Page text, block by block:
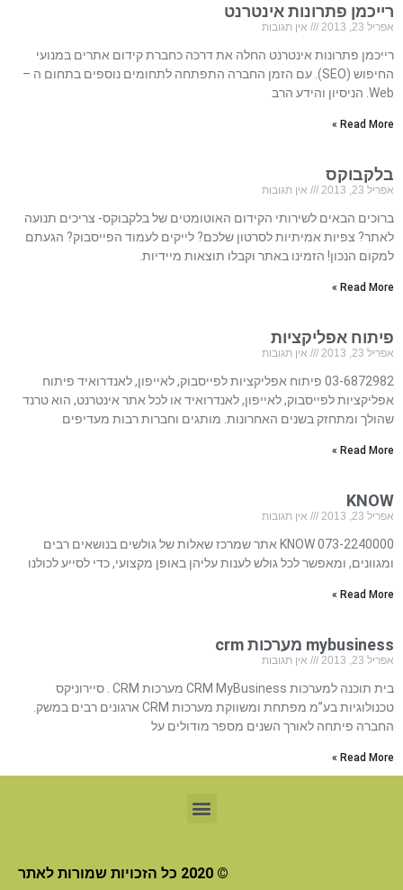
רייכמן פתרונות אינטרנט
אפריל 23, 2013 אין תגובות
רייכמן פתרונות אינטרנט החלה את דרכה כחברת קידום אתרים במנועי
החיפוש (SEO). עם הזמן החברה התפתחה לתחומים נוספים בתחום ה –
Web. הניסיון והידע הרב
Read More »
בלקבוקס
אפריל 23, 2013 אין תגובות
ברוכים הבאים לשירותי הקידום האוטומטים של בלקבוקס- צריכים תנועה
לאתר? צפיות אמיתיות לסרטון שלכם? לייקים לעמוד הפייסבוק? הגעתם
למקום הנכון! הזמינו באתר וקבלו תוצאות מיידיות.
Read More »
פיתוח אפליקציות
אפריל 23, 2013 אין תגובות
03-6872982 פיתוח אפליקציות לפייסבוק, לאייפון, לאנדרואיד פיתוח
אפליקציות לפייסבוק, לאייפון, לאנדרואיד או לכל אתר אינטרנט, הוא טרנד
שהולך ומתחזק בשנים האחרונות. מותגים וחברות רבות מעדיפים
Read More »
KNOW
אפריל 23, 2013 אין תגובות
073-2240000 KNOW אתר שמרכז שאלות של גולשים בנושאים רבים
ומגוונים, ומאפשר לכל גולש לענות עליהן באופן מקצועי, כדי לסייע לכולנו
Read More »
mybusiness מערכות crm
אפריל 23, 2013 אין תגובות
בית תוכנה למערכות CRM MyBusiness מערכות CRM . סיירוניקס
טכנולוגיות בע”מ מפתחת ומשווקת מערכות CRM ארגונים רבים במשק.
החברה פיתחה לאורך השנים מספר מודולים על
Read More »
© 2020 כל הזכויות שמורות לאתר